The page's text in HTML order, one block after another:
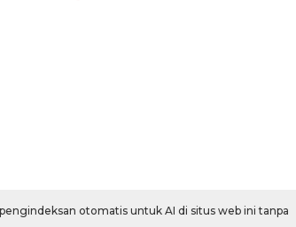
otomatis untuk AI di situs web ini tanpa